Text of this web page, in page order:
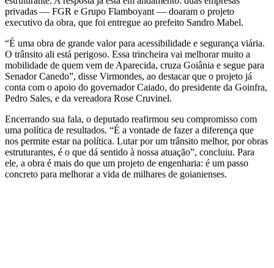
privadas — FGR e Grupo Flamboyant — doaram o projeto
executivo da obra, que foi entregue ao prefeito Sandro Mabel.
“É uma obra de grande valor para acessibilidade e segurança viária.
O trânsito ali está perigoso. Essa trincheira vai melhorar muito a
mobilidade de quem vem de Aparecida, cruza Goiânia e segue para
Senador Canedo”, disse Virmondes, ao destacar que o projeto já
conta com o apoio do governador Caiado, do presidente da Goinfra,
Pedro Sales, e da vereadora Rose Cruvinel.
Encerrando sua fala, o deputado reafirmou seu compromisso com
uma política de resultados. “É a vontade de fazer a diferença que
nos permite estar na política. Lutar por um trânsito melhor, por obras
estruturantes, é o que dá sentido à nossa atuação”, concluiu. Para
ele, a obra é mais do que um projeto de engenharia: é um passo
concreto para melhorar a vida de milhares de goianienses.